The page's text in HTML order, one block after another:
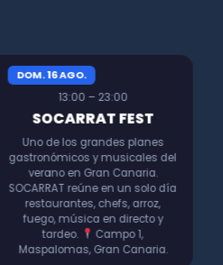
DOM. 16 AGO.
13:00 – 23:00
SOCARRAT FEST
Uno de los grandes planes
gastronómicos y musicales del
verano en Gran Canaria.
SOCARRAT reúne en un solo día
restaurantes, chefs, arroz,
fuego, música en directo y
tardeo.
Campo 1,
Maspalomas, Gran Canaria.